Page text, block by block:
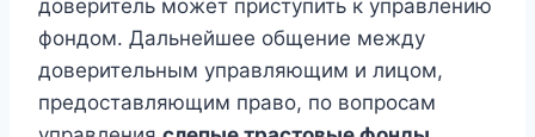
доверитель может приступить к управлению
фондом. Дальнейшее общение между
доверительным управляющим и лицом,
предоставляющим право, по вопросам